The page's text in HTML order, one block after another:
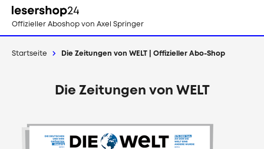
Direkt
zum
Inhalt
Offizieller Aboshop von Axel Springer
Startseite Die Zeitungen von WELT | Offizieller Abo-Shop
Die Zeitungen von WELT